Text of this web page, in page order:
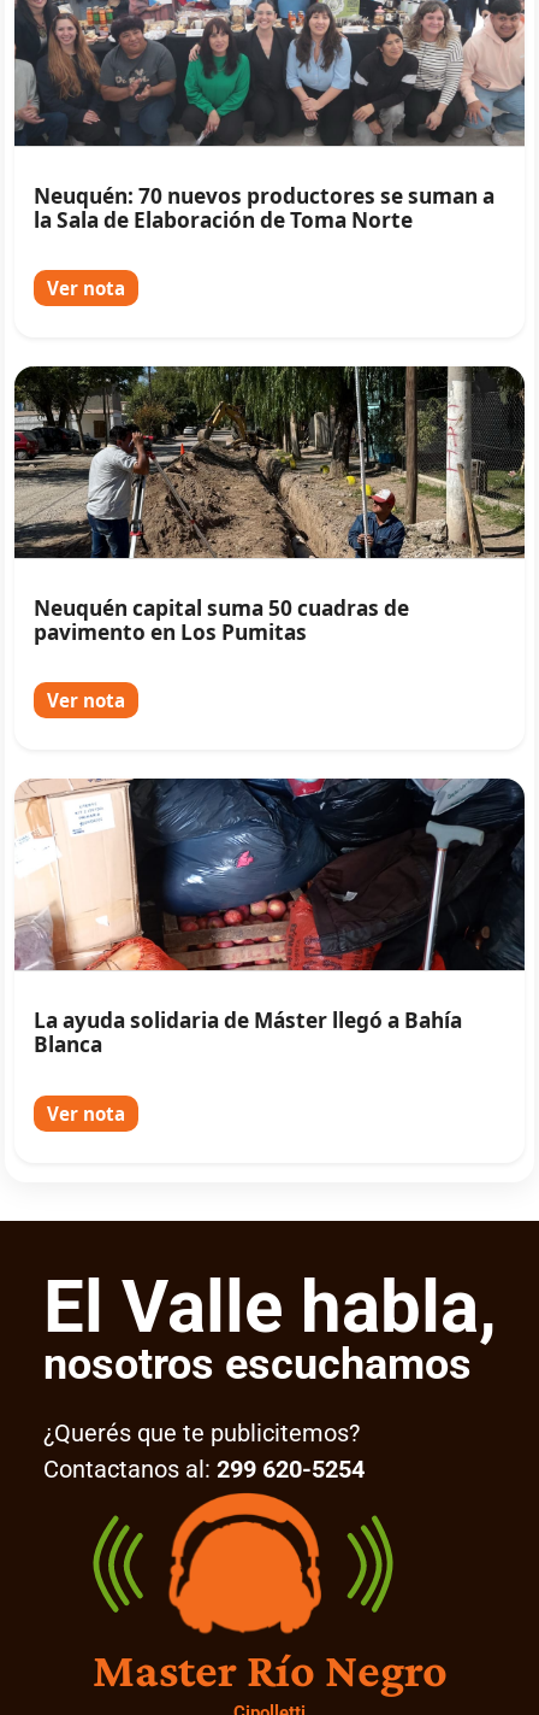
Neuquén: 70 nuevos productores se suman a
la Sala de Elaboración de Toma Norte
Ver nota
Neuquén capital suma 50 cuadras de
pavimento en Los Pumitas
Ver nota
La ayuda solidaria de Máster llegó a Bahía
Blanca
Ver nota
El Valle habla,
nosotros escuchamos
¿Querés que te publicitemos?
Contactanos al: 299 620-5254
Master Río Negro